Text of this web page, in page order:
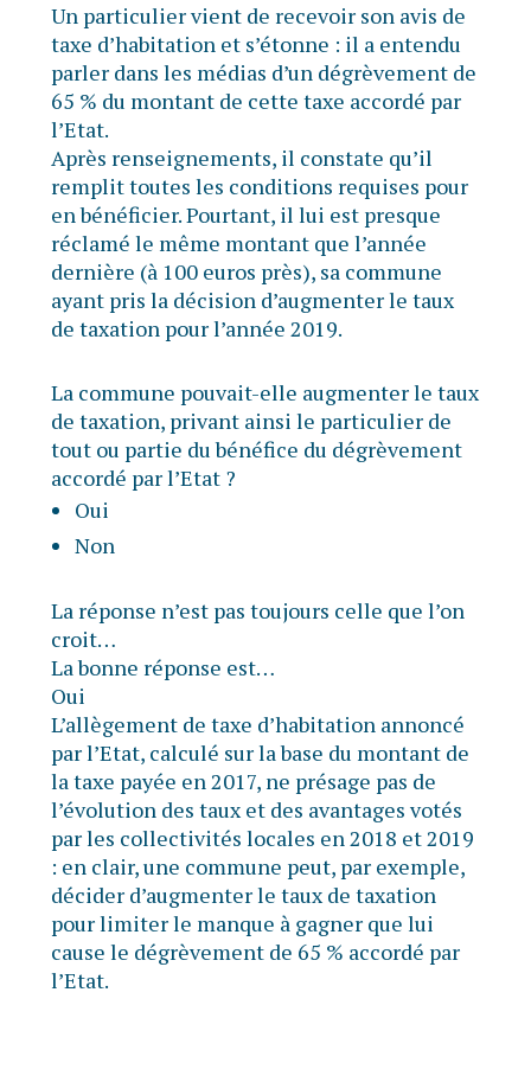
Un particulier vient de recevoir son avis de
taxe d’habitation et s’étonne : il a entendu
parler dans les médias d’un dégrèvement de
65 % du montant de cette taxe accordé par
l’Etat.
Après renseignements, il constate qu’il
remplit toutes les conditions requises pour
en bénéficier. Pourtant, il lui est presque
réclamé le même montant que l’année
dernière (à 100 euros près), sa commune
ayant pris la décision d’augmenter le taux
de taxation pour l’année 2019.
La commune pouvait-elle augmenter le taux
de taxation, privant ainsi le particulier de
tout ou partie du bénéfice du dégrèvement
accordé par l’Etat ?
Oui
Non
La réponse n’est pas toujours celle que l’on
croit…
La bonne réponse est…
Oui
L’allègement de taxe d’habitation annoncé
par l’Etat, calculé sur la base du montant de
la taxe payée en 2017, ne présage pas de
l’évolution des taux et des avantages votés
par les collectivités locales en 2018 et 2019
: en clair, une commune peut, par exemple,
décider d’augmenter le taux de taxation
pour limiter le manque à gagner que lui
cause le dégrèvement de 65 % accordé par
l’Etat.